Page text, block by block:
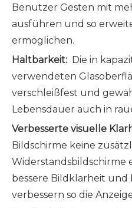
Benutzer Gesten mit
ausführen und so
ermöglichen.
Haltbarkeit: Die in
verwendeten
verschleißfest und
Lebensdauer auch in
Verbesserte visuelle
Bildschirme keine
Widerstandsbildschirme
bessere Bildklarheit und
verbessern so die